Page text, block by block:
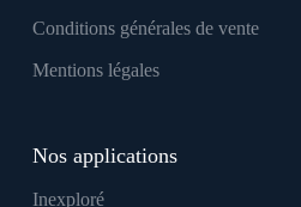
Conditions générales de vente
Mentions légales
Nos applications
Inexploré